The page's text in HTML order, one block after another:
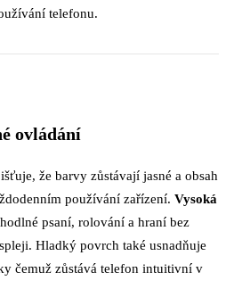
telefonu.
ovládání
že barvy zůstávají jasné a obsah
používání zařízení. Vysoká
psaní, rolování a hraní bez
Hladký povrch také usnadňuje
čemuž zůstává telefon intuitivní v